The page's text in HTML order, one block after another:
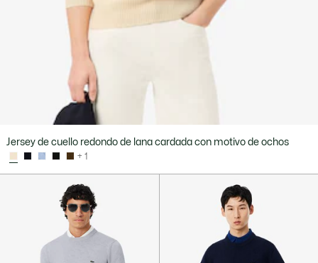
Jersey de cuello redondo de lana cardada con motivo de ochos
+ 1